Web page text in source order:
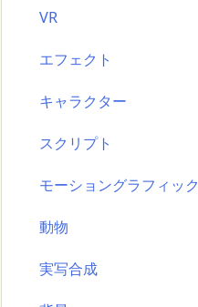
VR
エフェクト
キャラクター
スクリプト
モーショングラフィック
動物
実写合成